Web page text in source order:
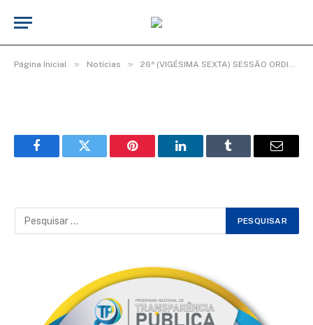
Página Inicial » Notícias » 26ª (VIGÉSIMA SEXTA) SESSÃO ORDINÁRIA DO 2º PERÍODO LEGISLATIVO DA 20ª LEGISLATURA.
09.38.35 (2)
FacebookTwitter Pinterest LinkedInTumblr Email